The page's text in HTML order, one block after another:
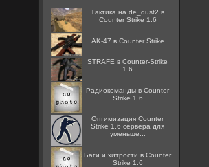
Тактика на de_dust2 в
Counter Strike 1.6
AK-47 в Counter Strike
STRAFE в Counter-Strike
1.6
Радиокоманды в Counter
Strike 1.6
Оптимизация Counter
Strike 1.6 сервера для
уменьше...
Баги и хитрости в Counter
Strike 1.6